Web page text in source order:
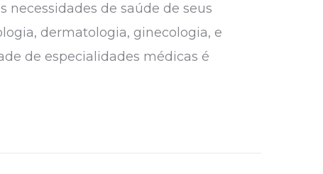
de saúde de seus
dermatologia, ginecologia, e
de especialidades médicas é